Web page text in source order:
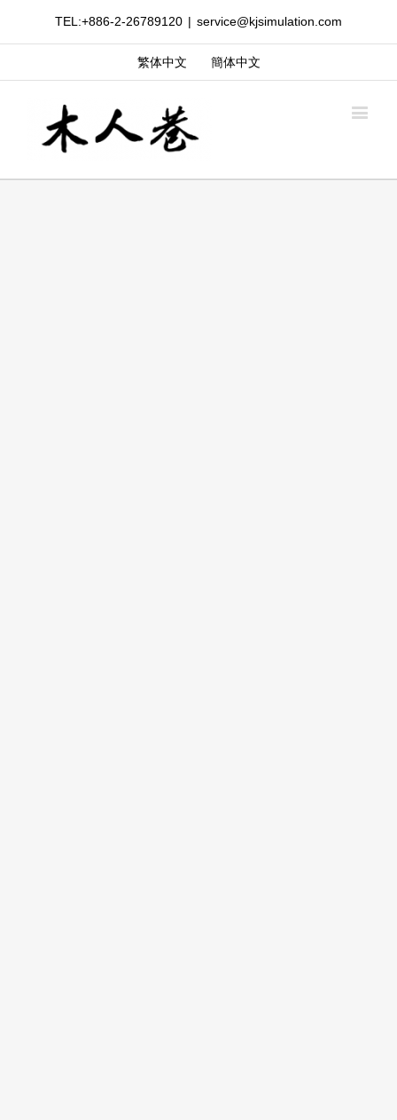
TEL:+886-2-26789120 | service@kjsimulation.com
繁体中文 簡体中文